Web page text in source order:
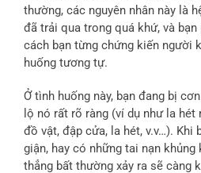
thường, các nguyên nhân này là
đã trải qua trong quá khứ, và bạn
cách bạn từng chứng kiến người
huống tương tự.
Ở tình huống này, bạn đang bị
lộ nó rất rõ ràng (ví dụ như la
đồ vật, đập cửa, la hét, v.v…). Khi
giận, hay có những tai nạn
thẳng bất thường xảy ra sẽ càng